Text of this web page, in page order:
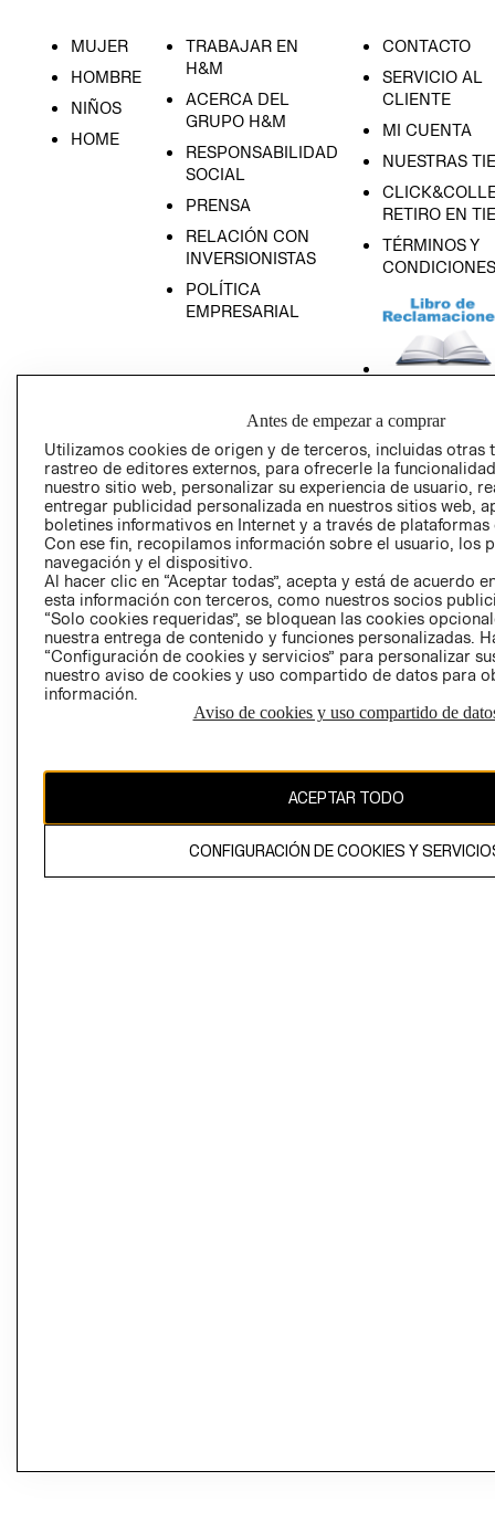
MUJER
HOMBRE
NIÑOS
HOME
TRABAJAR EN
H&M
ACERCA DEL
GRUPO H&M
RESPONSABILIDAD
SOCIAL
PRENSA
RELACIÓN CON
INVERSIONISTAS
POLÍTICA
EMPRESARIAL
CONTACTO
SERVICIO AL
CLIENTE
MI CUENTA
NUESTRAS
RETIRO EN
TÉRMINOS Y
CONDICIONES
AVISO DE
PRIVACIDAD
GIFT CARD
AVISO DE
Perú (S/)
CAMBIAR REGIÓN
El contenido de esta página web está protegido por copyright y es
Antes de empezar a comprar
Utilizamos cookies de origen y de terceros, incluidas otras
rastreo de editores externos, para ofrecerle la
nuestro sitio web, personalizar su experiencia de usuario,
entregar publicidad personalizada en nuestros sitios web,
boletines informativos en Internet y a través de plataformas
Con ese fin, recopilamos información sobre el usuario, los
navegación y el dispositivo.
Al hacer clic en “Aceptar todas”, acepta y está de acuerdo
esta información con terceros, como nuestros socios
“Solo cookies requeridas”, se bloquean las cookies
nuestra entrega de contenido y funciones personalizadas.
“Configuración de cookies y servicios” para personalizar
nuestro aviso de cookies y uso compartido de datos para
información.
Aviso de cookies y uso compartido de
ACEPTAR TODO
CONFIGURACIÓN DE COOKIES Y